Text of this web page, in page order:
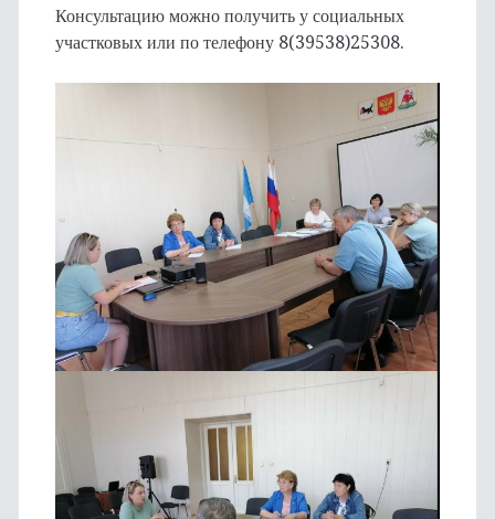
Консультацию можно получить у социальных
участковых или по телефону 8(39538)25308.